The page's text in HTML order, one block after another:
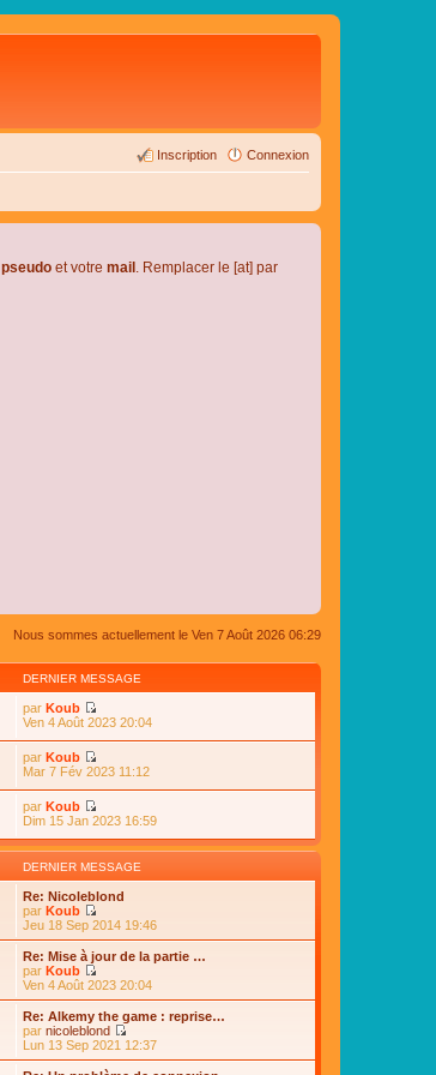
Connexion
Inscription
pseudo et votre mail . Remplacer le [at] par
Nous sommes actuellement le Ven 7 Août 2026 06:29
DERNIER MESSAGE
par Koub
C
u
l
e
l
e
d
e
n
r
m
e
s
a
g
e
Ven 4 Août 2023 20:04
par Koub
C
u
l
t
e
r
l
d
e
r
i
e
r
m
e
s
s
Mar 7 Fév 2023 11:12
par Koub
C
n
s
u
l
t
e
r
e
e
r
n
i
e
r
Dim 15 Jan 2023 16:59
DERNIER MESSAGE
Re: Nicoleblond
par Koub
C
o
n
s
u
l
e
r
l
Jeu 18 Sep 2014 19:46
Re: Mise à jour de la partie …
par Koub
C
o
n
s
u
l
t
Ven 4 Août 2023 20:04
Re: Alkemy the game : reprise…
par nicoleblond
C
o
n
Lun 13 Sep 2021 12:37